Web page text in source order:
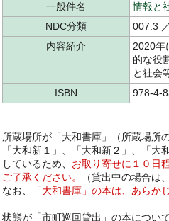
一般件名
情報と
NDC分類
007.3
内容紹介
2020年
的な役
と社会
ISBN
978-4-
所蔵場所が「大和書庫」（所蔵場所
「大和新１」、「大和新２」、「
しているため、 お取り寄せに１０日
ご了承ください。
（貸出中の場合は
なお、
「大和書庫」の本は、あらか
状態が「市町巡回貸出」の本につい